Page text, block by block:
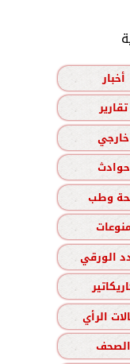
أخبار
تقارير
خارجي
حوادث
وطب
الورقي
الرأي
الصحف